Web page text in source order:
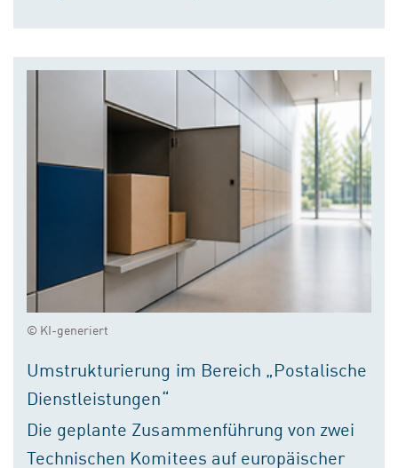
© KI-generiert
Umstrukturierung im Bereich „Postalische
Dienstleistungen“
Die geplante Zusammenführung von zwei
Technischen Komitees auf europäischer